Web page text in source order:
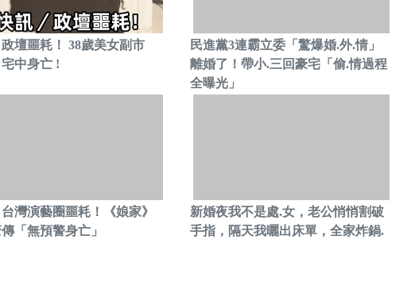
壇噩耗！ 38歲美女副市
中身亡 !
民進黨3連霸立委「驚爆婚.外.情」
離婚了！帶小.三回豪宅「偷.情過程
全曝光」
灣演藝圈噩耗！《娘家》
「無預警身亡」
新婚夜我不是處.女，老公悄悄割破
手指，隔天我曬出床單，全家炸鍋.